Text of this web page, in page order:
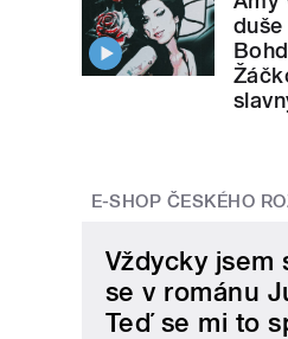
E-SHOP ČESKÉHO
Vždycky jsem
se v románu
Teď se mi to